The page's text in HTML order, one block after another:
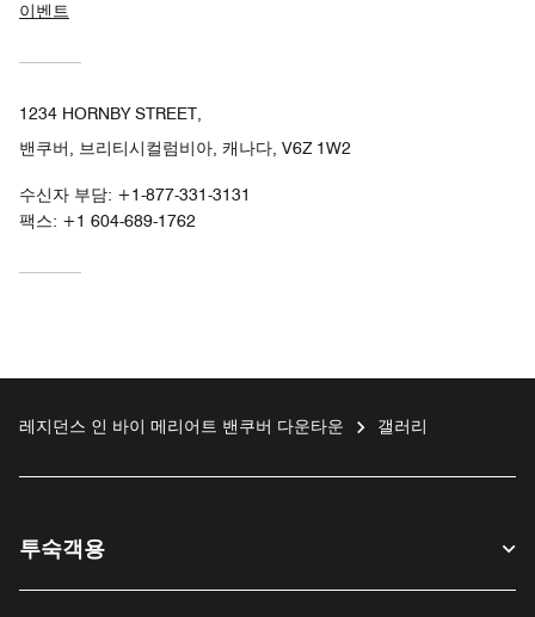
이벤트
1234 HORNBY STREET,
밴쿠버, 브리티시컬럼비아, 캐나다, V6Z 1W2
수신자 부담: +1-877-331-3131
팩스: +1 604-689-1762
레지던스 인 바이 메리어트 밴쿠버 다운타운 갤러리
투숙객용